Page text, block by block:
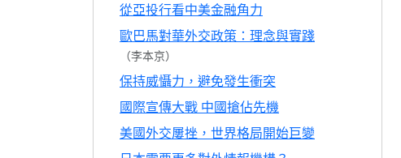
從亞投行看中美金融角力
歐巴馬對華外交政策：理念與實踐
（李本京）
保持威懾力，避免發生衝突
國際宣傳大戰 中國搶佔先機
美國外交屢挫，世界格局開始巨變